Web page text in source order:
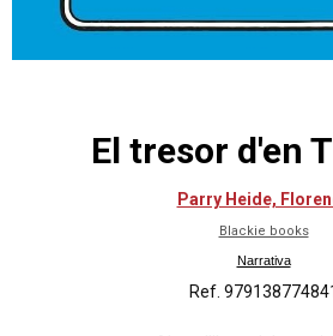
El tresor d'en
Parry Heide,
Blackie books
Narrativa
Ref.